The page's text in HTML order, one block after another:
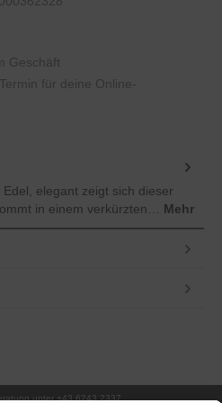
Geschäft
für deine Online-
elegant zeigt sich dieser
in einem verkürzten… Mehr
unter +43 6243 2337